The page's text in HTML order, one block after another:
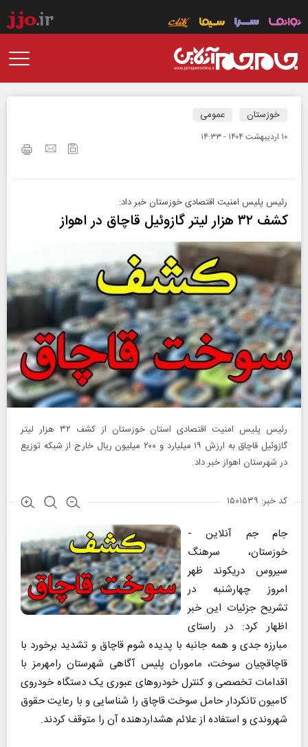
خوزستان عمومی
۱۰ ارديبهشت ۱۴۰۴ - ۱۴:۳۳
رئیس پلیس امنیت اقتصادی خوزستان خبر داد:
کشف ۳۲ هزار لیتر گازوئیل قاچاق در اهواز
رئیس پلیس امنیت اقتصادی استان خوزستان از کشف ۳۲ هزار لیتر
گازوئیل قاچاق به ارزش ۱۹ میلیارد و ۲۰۰ میلیون ریال خارج از شبکه توزیع
در شهرستان اهواز خبر داد.
کد خبر: ۱۵۰۱۵۳۹
جام جم آنلاین -
خوزستان، سرهنگ
سیروس دریکوند ظهر
امروز چهارشنبه در
تشریح جزئیات این خبر
اظهار کرد: در راستای
مبارزه جدی و همه جانبه با پدیده شوم قاچاق و تشدید برخورد با
قاچاقچیان سوخت، ماموران پلیس آگاهی شهرستان رامهرمز با
اقدامات تخصصی و کنترل خودرو‌های عبوری یک دستگاه خودروی
کامیون تانکردار حامل سوخت قاچاق را شناسایی و با رعایت حقوق
شهروندی و استفاده از علائم هشداردهنده آن را متوقف کردند.